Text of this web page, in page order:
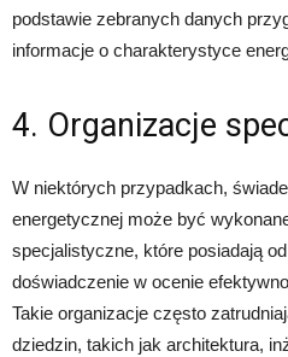
podstawie zebranych danych
informacje o charakterystyce
4. Organizacje
W niektórych przypadkach,
energetycznej może być
specjalistyczne, które posiadają
doświadczenie w ocenie
Takie organizacje często
dziedzin, takich jak architektura,